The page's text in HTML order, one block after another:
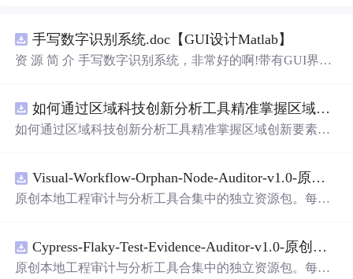
手写数字识别系统.doc【GUI设计Matlab】
资 源 简 介 手写数字识别系统，非常好的啊!带有GUI界
带有直观的图形用户界面（GUI），非常容易使用。你只
需要将手写数字输入系统，它将立即给出准确的识别结
是一个非常方便和实用的工具，你一定会喜欢它的！
如何通过区域科技创新分析工具精准掌握区域创新要素分布与产业链融合现状？.docx
如何通过区域科技创新分析工具精准掌握区域创新要素分
Visual-Workflow-Orphan-Node-Auditor-v1.0-原创源码与文档.zip
原创本地工程审计与分析工具合集中的独立资源包。每个
README、运行说明、功能清单、MIT License及原创与授
权声明。解压后进入project目录，执行npm test验证算法，
Cypress-Flaky-Test-Evidence-Auditor-v1.0-原创源码与文档.zip
原创本地工程审计与分析工具合集中的独立资源包。每个